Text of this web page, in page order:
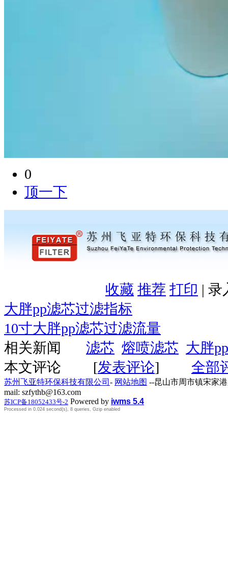
0
顶一下
收藏 推荐 打印 | 录
大胖pp滤芯过滤指标
10寸大胖pp滤芯过滤流量
相关新闻
滤芯 熔喷滤芯 大胖
本文评论 [发表评论] 全部
苏州飞亚特环保科技有限公司 - 网站地图 --昆山市周市镇宋家
mail: szfythb@163.com
苏ICP备18052433号-2 Powered by iwms 5.4
Processed in 0.024 second(s), 8 queries, Gzip enabled